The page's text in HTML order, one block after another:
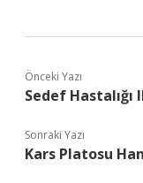
Önceki Yazı
Sedef
Sonraki Yazı
Kars Platosu